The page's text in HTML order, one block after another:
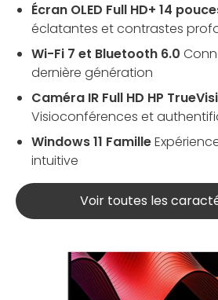
Écran OLED Full HD+ 14
éclatantes et contrastes
Wi-Fi 7 et Bluetooth 6.0
dernière génération
Caméra IR Full HD HP
Visioconférences et
Windows 11 Famille
intuitive
Voir toutes les